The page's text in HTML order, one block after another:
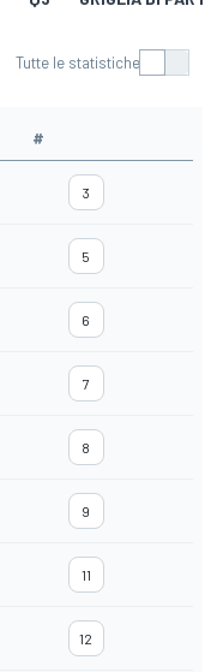
Tutte le statistiche
#
3
5
6
7
8
9
11
12